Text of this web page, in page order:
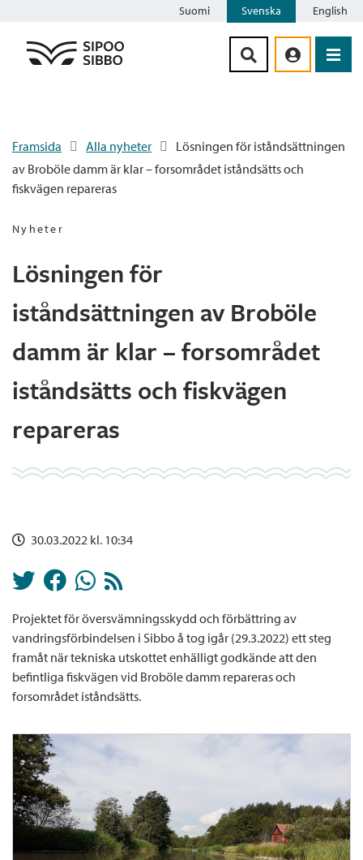
Suomi Svenska English
Framsida Alla nyheter
Lösningen för iståndsättningen
av Broböle damm är klar – forsområdet iståndsätts och
fiskvägen repareras
Nyheter
Lösningen för
iståndsättningen av Broböle
damm är klar – forsområdet
iståndsätts och fiskvägen
repareras
30.03.2022 kl. 10:34
Projektet för översvämningsskydd och förbättring av
vandringsförbindelsen i Sibbo å tog igår (29.3.2022) ett steg
framåt när tekniska utskottet enhälligt godkände att den
befintliga fiskvägen vid Broböle damm repareras och
forsområdet iståndsätts.